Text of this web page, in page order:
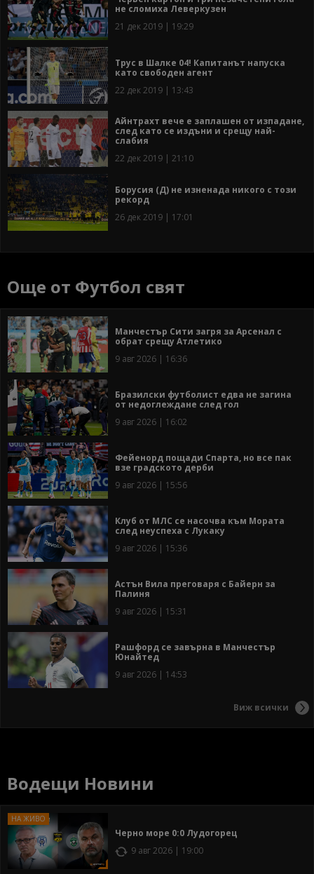
не сломиха Леверкузен
21 дек 2019 | 19:29
Трус в Шалке 04! Капитанът напуска
като свободен агент
22 дек 2019 | 13:43
Айнтрахт вече е заплашен от изпадане,
след като се издъни и срещу най-
слабия
22 дек 2019 | 21:10
Борусия (Д) не изненада никого с този
рекорд
26 дек 2019 | 17:01
Още от Футбол свят
Манчестър Сити загря за Арсенал с
обрат срещу Атлетико
9 авг 2026 | 16:36
Бразилски футболист едва не загина
от недоглеждане след гол
9 авг 2026 | 16:02
Фейенорд пощади Спарта, но все пак
взе градското дерби
9 авг 2026 | 15:56
Клуб от МЛС се насочва към Мората
след неуспеха с Лукаку
9 авг 2026 | 15:36
Астън Вила преговаря с Байерн за
Палиня
9 авг 2026 | 15:31
Рашфорд се завърна в Манчестър
Юнайтед
9 авг 2026 | 14:53
Виж всички
Водещи Новини
Черно море 0:0 Лудогорец
9 авг 2026 | 19:00